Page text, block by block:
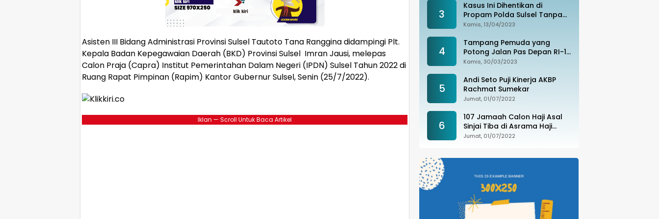
Asisten III Bidang Administrasi Provinsi Sulsel Tautoto Tana Ranggina didampingi Plt.
Kepala Badan Kepegawaian Daerah (BKD) Provinsi Sulsel Imran Jausi, melepas
Calon Praja (Capra) Institut Pemerintahan Dalam Negeri (IPDN) Sulsel Tahun 2022 di
Ruang Rapat Pimpinan (Rapim) Kantor Gubernur Sulsel, Senin (25/7/2022).
Iklan — Scroll Untuk Baca Artikel
3
Kasus Ini Dihentikan di
Propam Polda Sulsel Tanpa
Kejelasan, Ada Apa?
Kamis, 13/04/2023
4
Tampang Pemuda yang
Potong Jalan Pas Depan RI-1
di Makassar Ditangkap,
Kamis, 30/03/2023
5
Andi Seto Puji Kinerja AKBP
Rachmat Sumekar
Jumat, 01/07/2022
6
107 Jamaah Calon Haji Asal
Sinjai Tiba di Asrama Haji
Sudiang
Jumat, 01/07/2022